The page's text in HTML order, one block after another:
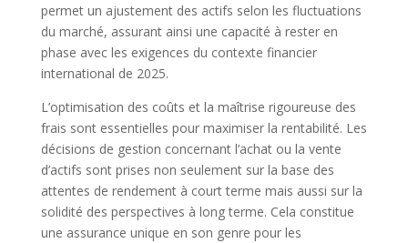
permet un ajustement des actifs selon les fluctuations
du marché, assurant ainsi une capacité à rester en
phase avec les exigences du contexte financier
international de 2025.
L’optimisation des coûts et la maîtrise rigoureuse des
frais sont essentielles pour maximiser la rentabilité. Les
décisions de gestion concernant l’achat ou la vente
d’actifs sont prises non seulement sur la base des
attentes de rendement à court terme mais aussi sur la
solidité des perspectives à long terme. Cela constitue
une assurance unique en son genre pour les